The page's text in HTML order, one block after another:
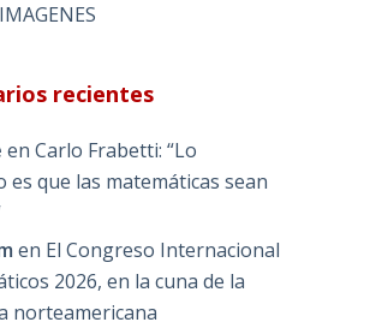
recientes
en Carlo Frabetti: “Lo
es que las matemáticas sean
en El Congreso Internacional
2026, en la cuna de la
norteamericana